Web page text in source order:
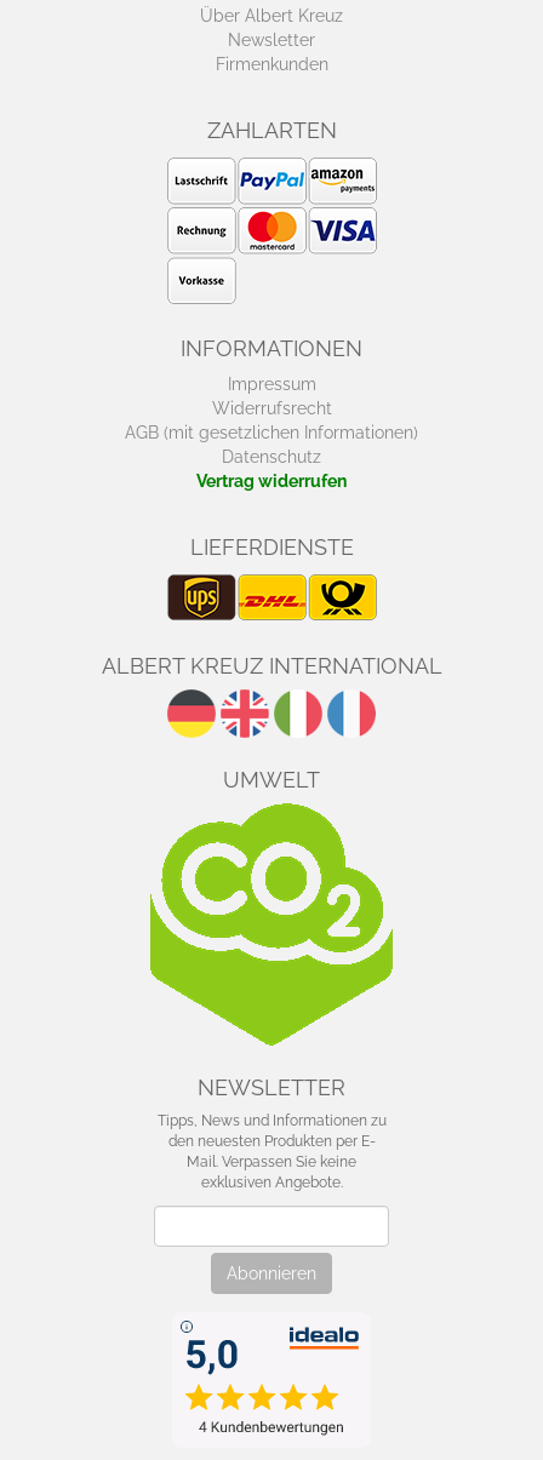
Über Albert Kreuz
Newsletter
Firmenkunden
ZAHLARTEN
INFORMATIONEN
Impressum
Widerrufsrecht
AGB (mit gesetzlichen Informationen)
Datenschutz
Vertrag widerrufen
LIEFERDIENSTE
ALBERT KREUZ INTERNATIONAL
UMWELT
NEWSLETTER
Tipps, News und Informationen zu
den neuesten Produkten per E-
Mail. Verpassen Sie keine
exklusiven Angebote.
Abonnieren